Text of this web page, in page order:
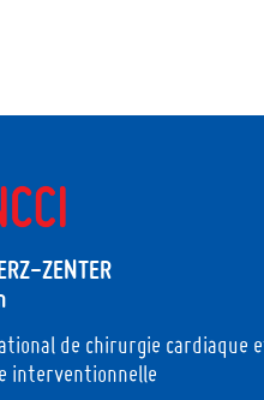
ZENTER
de chirurgie cardiaque
interventionnelle